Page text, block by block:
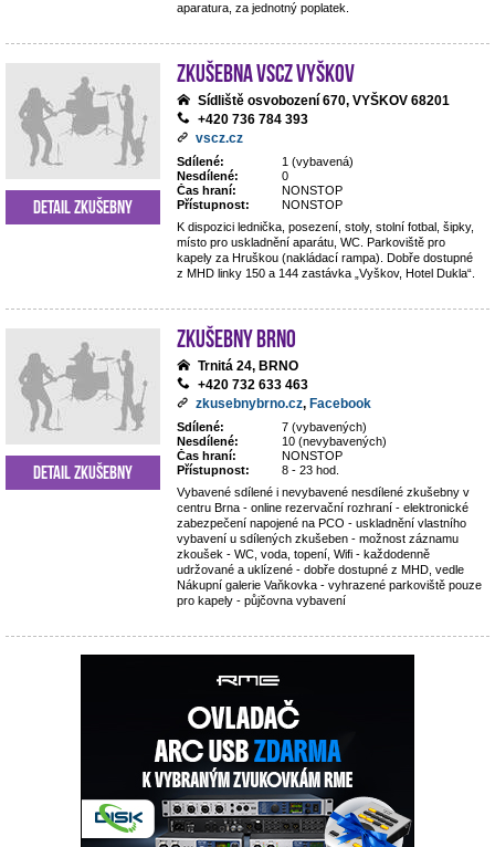
aparatura, za jednotný poplatek.
Zkušebna VSCZ Vyškov
Sídliště osvobození 670, VYŠKOV 68201
+420 736 784 393
vscz.cz
Sdílené:
1 (vybavená)
Nesdílené:
0
Čas hraní:
NONSTOP
Přístupnost:
NONSTOP
K dispozici lednička, posezení, stoly, stolní fotbal, šipky,
místo pro uskladnění aparátu, WC. Parkoviště pro
kapely za Hruškou (nakládací rampa). Dobře dostupné
z MHD linky 150 a 144 zastávka „Vyškov, Hotel Dukla“.
Detail zkušebny
Zkušebny Brno
Trnitá 24, BRNO
+420 732 633 463
zkusebnybrno.cz, Facebook
Sdílené:
7 (vybavených)
Nesdílené:
10 (nevybavených)
Čas hraní:
NONSTOP
Přístupnost:
8 - 23 hod.
Vybavené sdílené i nevybavené nesdílené zkušebny v
centru Brna - online rezervační rozhraní - elektronické
zabezpečení napojené na PCO - uskladnění vlastního
vybavení u sdílených zkušeben - možnost záznamu
zkoušek - WC, voda, topení, Wifi - každodenně
udržované a uklízené - dobře dostupné z MHD, vedle
Nákupní galerie Vaňkovka - vyhrazené parkoviště pouze
pro kapely - půjčovna vybavení
Detail zkušebny